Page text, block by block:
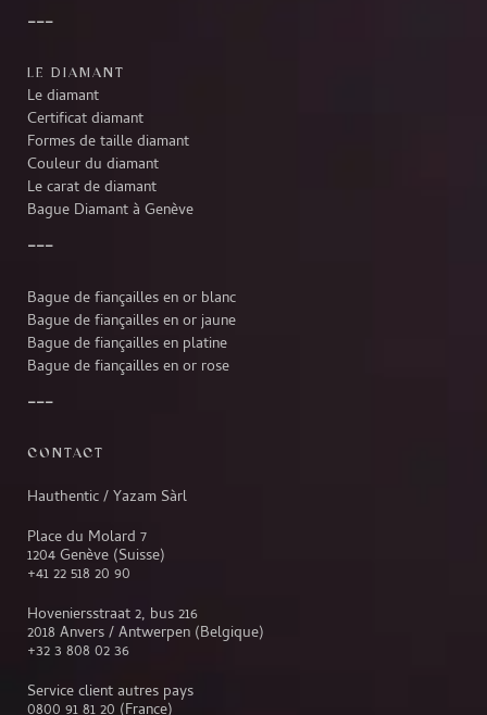
LE DIAMANT
Le diamant
Certificat diamant
Formes de taille diamant
Couleur du diamant
Le carat de diamant
Bague Diamant à Genève
Bague de fiançailles en or blanc
Bague de fiançailles en or jaune
Bague de fiançailles en platine
Bague de fiançailles en or rose
CONTACT
Hauthentic / Yazam Sàrl
Place du Molard 7
1204 Genève (Suisse)
+41 22 518 20 90
Hoveniersstraat 2, bus 216
2018 Anvers / Antwerpen (Belgique)
+32 3 808 02 36
Service client autres pays